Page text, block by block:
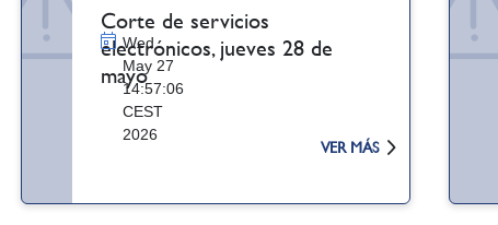
Corte de servicios
electrónicos, jueves 28 de
mayo
Wed
May 27
14:57:06
CEST
2026
VER MÁS